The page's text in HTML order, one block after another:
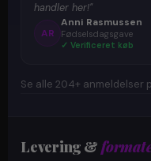
handler her!"
AR
Anni Rasmussen
Fødselsdagsgave
✓ Verificeret køb
Se alle 204+ anmeldelser
Levering &